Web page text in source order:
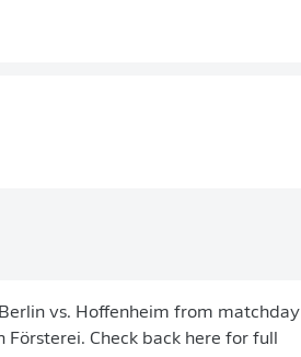
vs. Hoffenheim from matchday
Check back here for full